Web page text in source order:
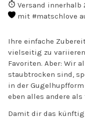
Versand innerhalb
mit #matschlove
Ihre einfache
vielseitig zu
Favoriten. Aber: Wir
staubtrocken sind,
in der
eben alles andere
Damit dir das